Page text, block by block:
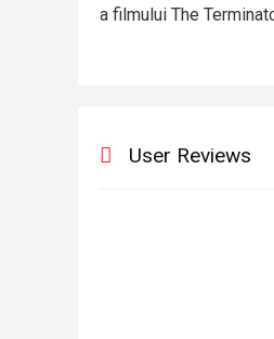
a filmului The
User Reviews